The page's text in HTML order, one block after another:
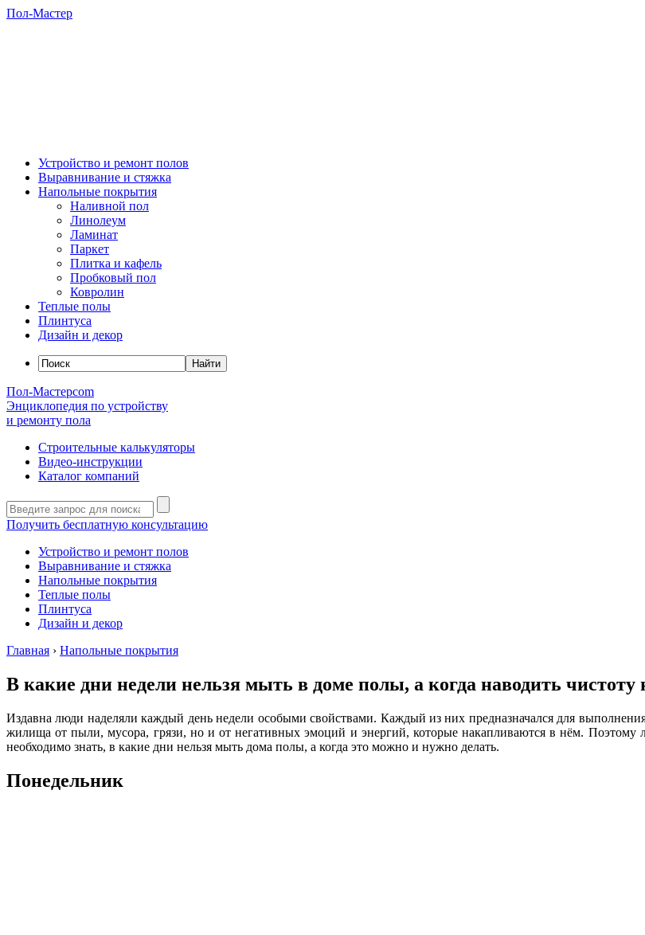
Пол-Мастер
Устройство и ремонт полов
Выравнивание и стяжка
Напольные покрытия
Наливной пол
Линолеум
Ламинат
Паркет
Плитка и кафель
Пробковый пол
Ковролин
Теплые полы
Плинтуса
Дизайн и декор
Пол-Мастерcom
Энциклопедия по устройству
и ремонту пола
Строительные калькуляторы
Видео-инструкции
Каталог компаний
Получить бесплатную консультацию
Устройство и ремонт полов
Выравнивание и стяжка
Напольные покрытия
Теплые полы
Плинтуса
Дизайн и декор
Главная › Напольные покрытия
В какие дни недели нельзя мыть в доме полы, а когда наводить чистоту
Издавна люди наделяли каждый день недели особыми свойствами. Каждый из них предназначался для
жилища от пыли, мусора, грязи, но и от негативных эмоций и энергий, которые накапливаются в нём. Поэтому
необходимо знать, в какие дни нельзя мыть дома полы, а когда это можно и нужно делать.
Понедельник